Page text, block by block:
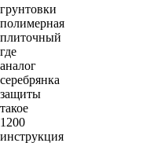
грунтовки
полимерная
плиточный
где
аналог
серебрянка
защиты
такое
1200
инструкция